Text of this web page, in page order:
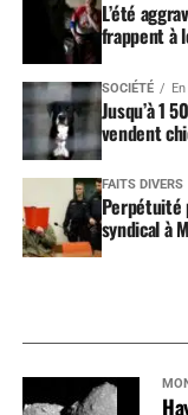
L’été
frappent à
SOCIÉTÉ
Jusqu’à 1
vendent
FAITS DIVERS
Perpétuité
syndical à